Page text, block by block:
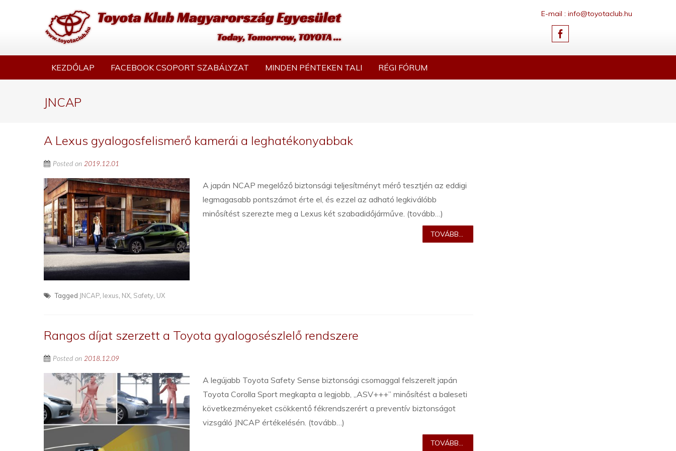
E-mail : info@toyotaclub.hu
KEZDŐLAP FACEBOOK CSOPORT SZABÁLYZAT MINDEN PÉNTEKEN TALI RÉGI FÓRUM
JNCAP
A Lexus gyalogosfelismerő kamerái a leghatékonyabbak
Posted on 2019.12.01
A japán NCAP megelőző biztonsági teljesítményt mérő tesztjén az eddigi
legmagasabb pontszámot érte el, és ezzel az adható legkiválóbb
minősítést szerezte meg a Lexus két szabadidőjárműve. (tovább…)
TOVÁBB...
Tagged JNCAP, lexus, NX, Safety, UX
Rangos díjat szerzett a Toyota gyalogosészlelő rendszere
Posted on 2018.12.09
A legújabb Toyota Safety Sense biztonsági csomaggal felszerelt japán
Toyota Corolla Sport megkapta a legjobb, „ASV+++” minősítést a baleseti
következményeket csökkentő fékrendszerért a preventív biztonságot
vizsgáló JNCAP értékelésén. (tovább…)
TOVÁBB...